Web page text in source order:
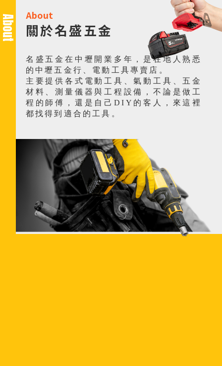
桃園電動工具行
中壢電動工具行
動工具維修
About
關於名盛五金
名盛五金在中壢開業多年，是在地人熟悉
的中壢五金行、電動工具專賣店。
主要提供各式電動工具、氣動工具、五金
材料、測量儀器與工程設備，不論是做工
程的師傅，還是自己DIY的客人，來這裡
都找得到適合的工具。